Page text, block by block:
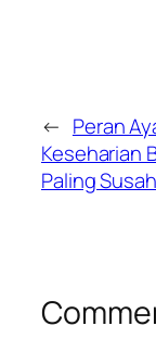
← Peran
Keseharian
Paling